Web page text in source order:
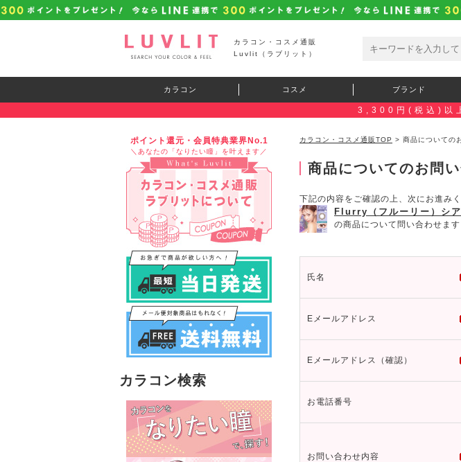
カラコン・コスメ通販
Luvlit（ラブリット）
カラコン コスメ ブランド
3,300円(税込)以
ポイント還元・会員特典業界No.1
＼あなたの「なりたい瞳」を叶えます／
カラコン検索
カラコン・コスメ通販TOP > 商品についての
商品についてのお問
下記の内容をご確認の上、次にお進みく
Flurry（フルーリー）シア
の商品について問い合わせます
氏名
Eメールアドレス
Eメールアドレス（確認）
お電話番号
お問い合わせ内容